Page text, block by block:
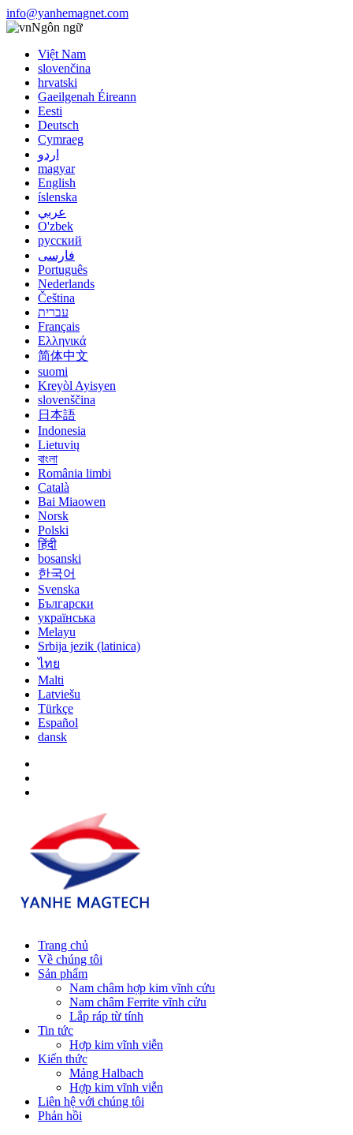
info@yanhemagnet.com
Ngôn ngữ
Việt Nam
slovenčina
hrvatski
Gaeilgenah Éireann
Eesti
Deutsch
Cymraeg
اردو
magyar
English
íslenska
عربي
O'zbek
русский
فارسی
Português
Nederlands
Čeština
עברית
Français
Ελληνικά
简体中文
suomi
Kreyòl Ayisyen
slovenščina
日本語
Indonesia
Lietuvių
বাংলা
România limbi
Català
Bai Miaowen
Norsk
Polski
हिंदी
bosanski
한국어
Svenska
Български
українська
Melayu
Srbija jezik (latinica)
ไทย
Malti
Latviešu
Türkçe
Español
dansk
Trang chủ
Về chúng tôi
Sản phẩm
Nam châm hợp kim vĩnh cửu
Nam châm Ferrite vĩnh cửu
Lắp ráp từ tính
Tin tức
Hợp kim vĩnh viễn
Kiến thức
Mảng Halbach
Hợp kim vĩnh viễn
Liên hệ với chúng tôi
Phản hồi